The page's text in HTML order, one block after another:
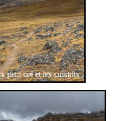
petit col et les cuistots